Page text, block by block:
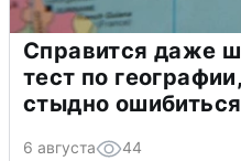
Справится даже
тест по
стыдно ошибиться
6 августа 44